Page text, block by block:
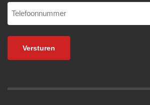
Telefoonnummer
(Vereist)